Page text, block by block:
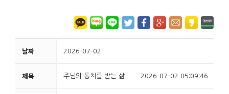
날짜 2026-07-02
제목 주님의 통치를 받는 삶 2026-07-02 05:09:46